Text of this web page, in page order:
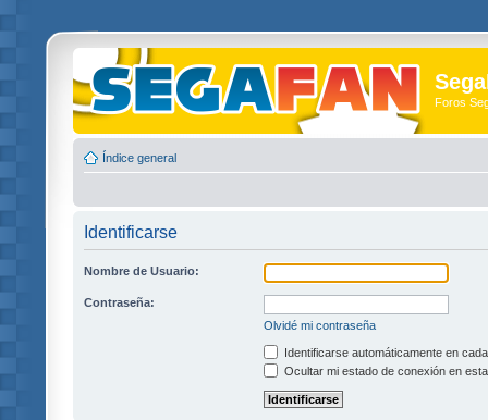
Foros
Índice general
Identificarse
Nombre de Usuario:
Contraseña:
Olvidé mi contraseña
Identificarse automáticamente en
Ocultar mi estado de conexión en